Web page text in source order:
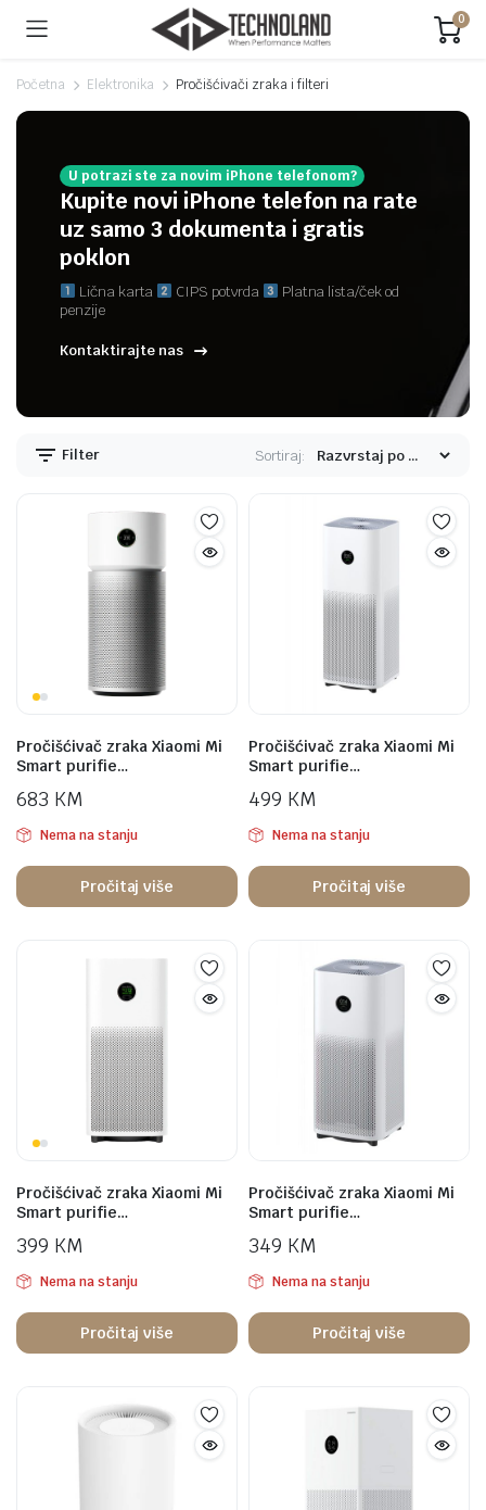
0
Početna Elektronika Pročišćivači zraka i filteri
U potrazi ste za novim iPhone telefonom?
Kupite novi iPhone telefon na rate
uz samo 3 dokumenta i gratis
poklon
Lična karta CIPS potvrda
Platna lista/ček od
penzije
Kontaktirajte nas
Filter Sortiraj:
Pročišćivač zraka Xiaomi Mi
Smart purifie…
683 KM
Nema na stanju
Pročitaj više
Pročišćivač zraka Xiaomi Mi
Smart purifie…
499 KM
Nema na stanju
Pročitaj više
Pročišćivač zraka Xiaomi Mi
Smart purifie…
399 KM
Nema na stanju
Pročitaj više
Pročišćivač zraka Xiaomi Mi
Smart purifie…
349 KM
Nema na stanju
Pročitaj više